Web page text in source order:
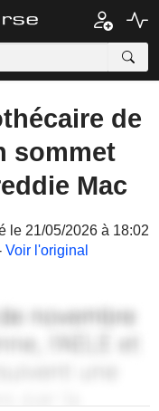
de
sommet
Mac
le 21/05/2026 à 18:02
Voir l'original